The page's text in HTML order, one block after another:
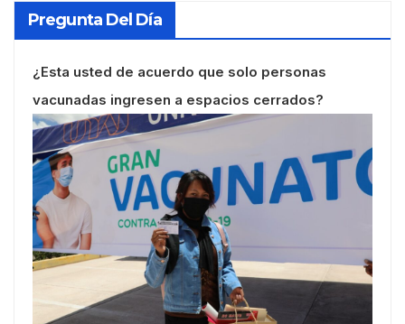
Pregunta Del Día
¿Esta usted de acuerdo que solo personas
vacunadas ingresen a espacios cerrados?